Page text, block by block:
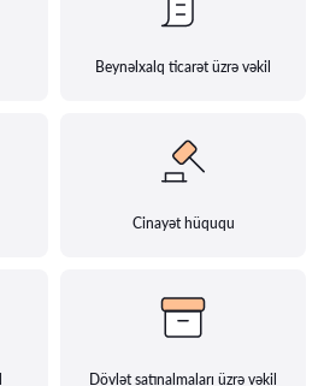
Beynəlxalq ticarət üzrə vəkil
Cinayət hüququ
Dövlət satınalmaları üzrə vəkil